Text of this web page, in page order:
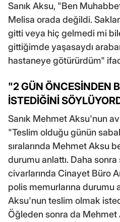
Sanık Aksu, "Ben
Melisa orada değildi.
gitti veya hiç gelmedi mi
gittiğimde yaşasaydı
hastaneye götürürdüm"
"2 GÜN ÖNCESİNDEN
İSTEDİĞİNİ
Sanık Mehmet Aksu'nun
"Teslim olduğu günün
sıralarında Mehmet Aksu
durumu anlattı. Daha
civarlarında Cinayet Büro
polis memurlarına durumu
Aksu'nun teslim olmak
Öğleden sonra da